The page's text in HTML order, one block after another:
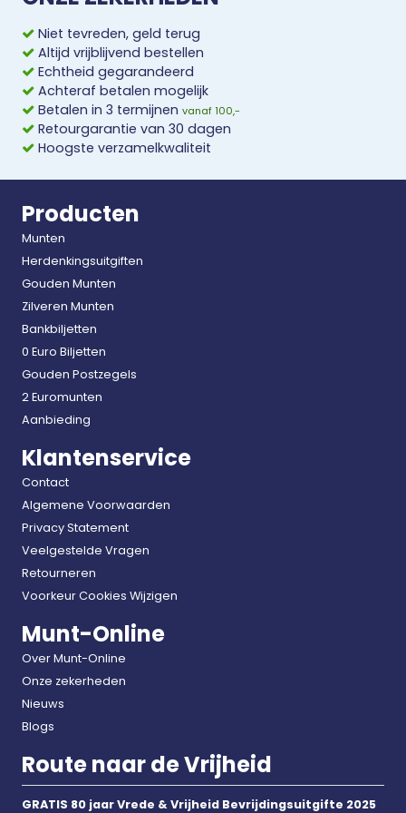
Niet tevreden, geld terug
Altijd vrijblijvend bestellen
Echtheid gegarandeerd
Achteraf betalen mogelijk
Betalen in 3 termijnen vanaf 100,-
Retourgarantie van 30 dagen
Hoogste verzamelkwaliteit
Producten
Munten
Herdenkingsuitgiften
Gouden Munten
Zilveren Munten
Bankbiljetten
0 Euro Biljetten
Gouden Postzegels
2 Euromunten
Aanbieding
Klantenservice
Contact
Algemene Voorwaarden
Privacy Statement
Veelgestelde Vragen
Retourneren
Voorkeur Cookies Wijzigen
Munt-Online
Over Munt-Online
Onze zekerheden
Nieuws
Blogs
Route naar de Vrijheid
GRATIS 80 jaar Vrede & Vrijheid Bevrijdingsuitgifte 2025